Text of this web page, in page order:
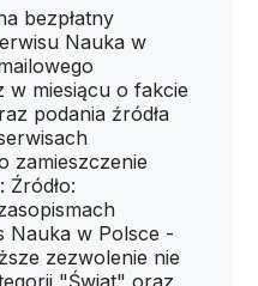
bezpłatny
Nauka w
miesiącu o fakcie
podania źródła
zamieszczenie
Źródło:
Nauka w Polsce -
zezwolenie nie